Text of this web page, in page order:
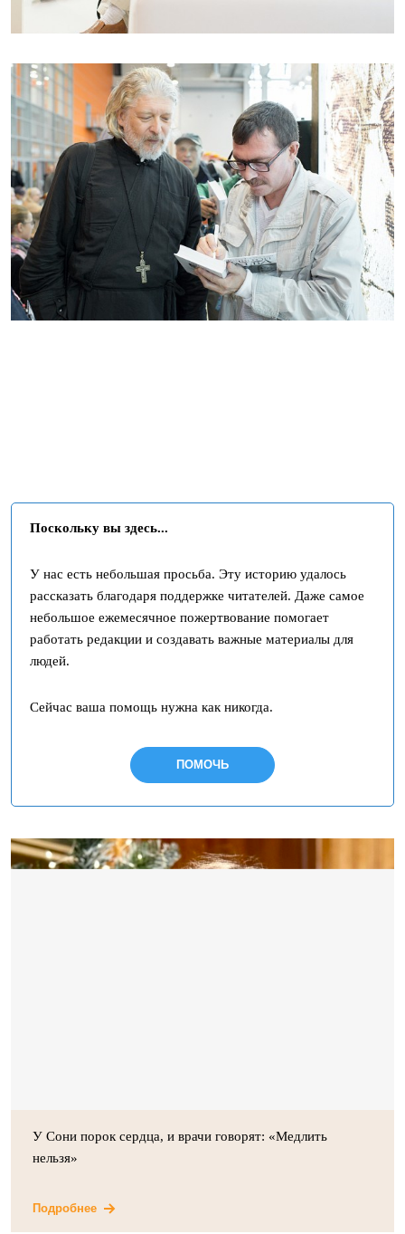
Поскольку вы здесь...
У нас есть небольшая просьба. Эту историю удалось
рассказать благодаря поддержке читателей. Даже самое
небольшое ежемесячное пожертвование помогает
работать редакции и создавать важные материалы для
людей.
Сейчас ваша помощь нужна как никогда.
ПОМОЧЬ
У Сони порок сердца, и врачи говорят: «Медлить
нельзя»
Подробнее